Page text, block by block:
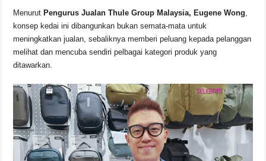
Menurut Pengurus Jualan Thule Group Malaysia, Eugene Wong
konsep kedai ini dibangunkan bukan semata-mata untuk
meningkatkan jualan, sebaliknya memberi peluang kepada pelanggan
melihat dan mencuba sendiri pelbagai kategori produk yang
ditawarkan.